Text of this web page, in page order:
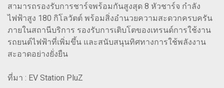
สามารถรองรับการชาร์จพร้อมกันสูงสุด 8 หัวชาร์จ กำลัง
ไฟฟ้าสูง 180 กิโลวัตต์ พร้อมสิ่งอำนวยความสะดวกครบครัน
ภายในสถานีบริการ รองรับการเติบโตของเทรนด์การใช้งาน
รถยนต์ไฟฟ้าที่เพิ่มขึ้น และสนับสนุนทิศทางการใช้พลังงาน
สะอาดอย่างยั่งยืน
ที่มา : EV Station PluZ